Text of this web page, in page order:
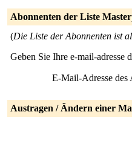
Abonnenten der Liste
(Die Liste der Abonnenten ist
Geben Sie Ihre e-mail-adresse
E-Mail-Adresse des
Austragen / Ändern einer